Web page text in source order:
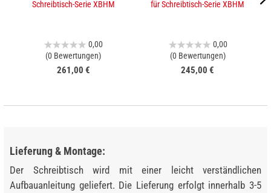
Schreibtisch-Serie XBHM
0,00
(0 Bewertungen)
261,00 €
für Schreibtisch-Serie XBHM
0,00
(0 Bewertungen)
245,00 €
Lieferung & Montage:
Der Schreibtisch wird mit einer leicht verständlichen
Aufbauanleitung geliefert. Die Lieferung erfolgt innerhalb 3-5